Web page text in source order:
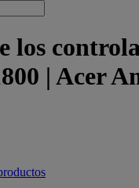
los
| Acer